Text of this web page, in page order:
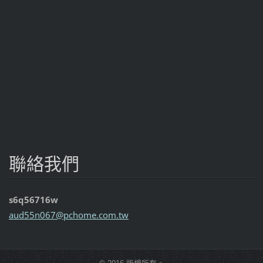
聯絡我們
s6q56716w
aud55n067@pchome.com.tw